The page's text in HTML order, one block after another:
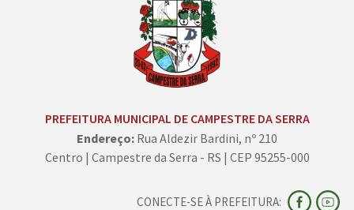
PREFEITURA MUNICIPAL DE CAMPESTRE DA SERRA
Endereço: Rua Aldezir Bardini, nº 210
Centro | Campestre da Serra - RS | CEP 95255-000
CONECTE-SE À PREFEITURA: